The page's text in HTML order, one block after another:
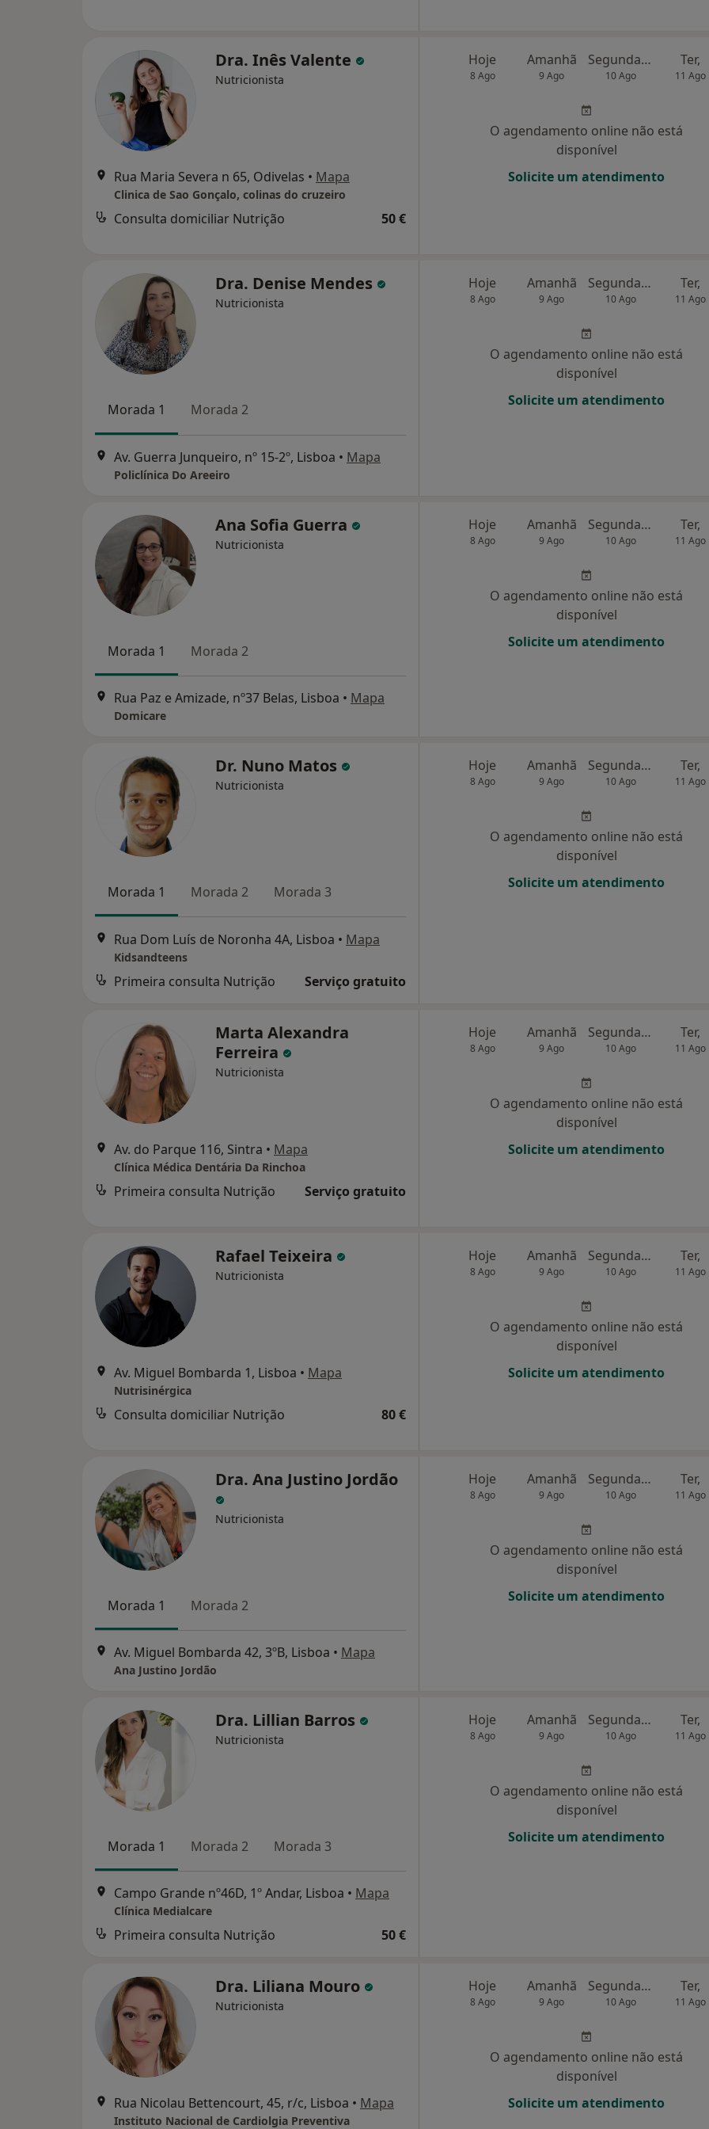
Dra. Inês Valente
Nutricionista
Rua Maria Severa n 65, Odivelas • Mapa
Clinica de Sao Gonçalo, colinas do cruzeiro
Consulta domiciliar Nutrição 50 €
Hoje
8 Ago
Amanhã
9 Ago
Segunda-feira
10 Ago
Ter,
11 Ago
O agendamento online não está
disponível
Solicite um atendimento
Dra. Denise Mendes
Nutricionista
Morada 1 Morada 2
Av. Guerra Junqueiro, nº 15-2º, Lisboa • Mapa
Policlínica Do Areeiro
Hoje
8 Ago
Amanhã
9 Ago
Segunda-feira
10 Ago
Ter,
11 Ago
O agendamento online não está
disponível
Solicite um atendimento
Ana Sofia Guerra
Nutricionista
Morada 1 Morada 2
Rua Paz e Amizade, nº37 Belas, Lisboa • Mapa
Domicare
Hoje
8 Ago
Amanhã
9 Ago
Segunda-feira
10 Ago
Ter,
11 Ago
O agendamento online não está
disponível
Solicite um atendimento
Dr. Nuno Matos
Nutricionista
Morada 1 Morada 2 Morada 3
Rua Dom Luís de Noronha 4A, Lisboa • Mapa
Kidsandteens
Primeira consulta Nutrição Serviço gratuito
Hoje
8 Ago
Amanhã
9 Ago
Segunda-feira
10 Ago
Ter,
11 Ago
O agendamento online não está
disponível
Solicite um atendimento
Marta Alexandra
Ferreira
Nutricionista
Av. do Parque 116, Sintra • Mapa
Clínica Médica Dentária Da Rinchoa
Primeira consulta Nutrição Serviço gratuito
Hoje
8 Ago
Amanhã
9 Ago
Segunda-feira
10 Ago
Ter,
11 Ago
O agendamento online não está
disponível
Solicite um atendimento
Rafael Teixeira
Nutricionista
Av. Miguel Bombarda 1, Lisboa • Mapa
Nutrisinérgica
Consulta domiciliar Nutrição 80 €
Hoje
8 Ago
Amanhã
9 Ago
Segunda-feira
10 Ago
Ter,
11 Ago
O agendamento online não está
disponível
Solicite um atendimento
Dra. Ana Justino Jordão
Nutricionista
Morada 1 Morada 2
Av. Miguel Bombarda 42, 3ºB, Lisboa • Mapa
Ana Justino Jordão
Hoje
8 Ago
Amanhã
9 Ago
Segunda-feira
10 Ago
Ter,
11 Ago
O agendamento online não está
disponível
Solicite um atendimento
Dra. Lillian Barros
Nutricionista
Morada 1 Morada 2 Morada 3
Campo Grande nº46D, 1º Andar, Lisboa • Mapa
Clínica Medialcare
Primeira consulta Nutrição 50 €
Hoje
8 Ago
Amanhã
9 Ago
Segunda-feira
10 Ago
Ter,
11 Ago
O agendamento online não está
disponível
Solicite um atendimento
Dra. Liliana Mouro
Nutricionista
Rua Nicolau Bettencourt, 45, r/c, Lisboa • Mapa
Instituto Nacional de Cardiolgia Preventiva
Hoje
8 Ago
Amanhã
9 Ago
Segunda-feira
10 Ago
Ter,
11 Ago
O agendamento online não está
disponível
Solicite um atendimento